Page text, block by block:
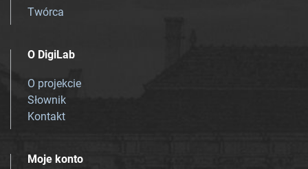
Twórca
O DigiLab
O projekcie
Słownik
Kontakt
Moje konto